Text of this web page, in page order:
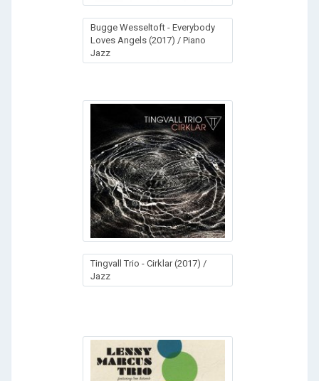
Bugge Wesseltoft - Everybody
Loves Angels (2017) / Piano
Jazz
Tingvall Trio - Cirklar (2017) /
Jazz